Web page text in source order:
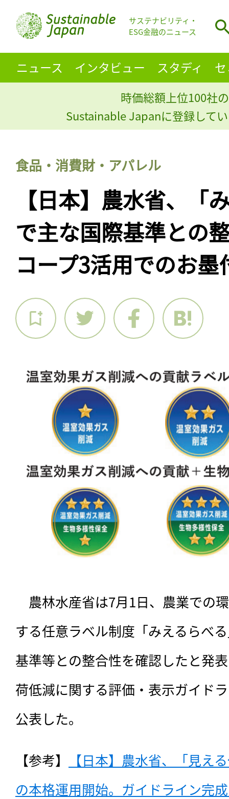
サステナビリティ・
ESG金融のニュース
ニュース インタビュー スタディ
時価総額上位100社
Sustainable Japanに登録して
食品・消費財・アパレル
【日本】農水省、「
で主な国際基準との
コープ3活用でのお墨
農林水産省は7月1日、農業での
する任意ラベル制度「みえるらべ
基準等との整合性を確認したと発
荷低減に関する評価・表示ガイド
公表した。
【参考】
【日本】農水省、「見え
の本格運用開始。ガイドライン完